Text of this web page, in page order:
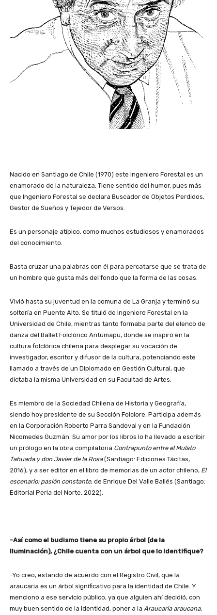
Nacido en Santiago de Chile (1970) este Ingeniero Forestal es un
enamorado de la naturaleza. Tiene sentido del humor, pues más
que Ingeniero Forestal se declara Buscador de Objetos Perdidos,
Gestor de Sueños y Tejedor de Versos.
Es un personaje atípico, como muchos estudiosos y enamorados
del conocimiento.
Basta cruzar una palabras con él para percatarse que se trata de
un hombre que gusta más del fondo que la forma de las cosas.
Vivió hasta su juventud en la comuna de La Granja y terminó su
soltería en Puente Alto. Se tituló de Ingeniero Forestal en la
Universidad de Chile, mientras tanto formaba parte del elenco de
danza del Ballet Folclórico Antumapu, donde se inspiró en la
cultura folclórica chilena para desplegar su vocación de
investigador, escritor y difusor de la cultura, potenciando este
llamado a través de un Diplomado en Gestión Cultural, que
dictaba la misma Universidad en su Facultad de Artes.
Es miembro de la Sociedad Chilena de Historia y Geografía,
siendo hoy presidente de su Sección Folclore. Participa además
en la Corporación Roberto Parra Sandoval y en la Fundación
Nicomedes Guzmán. Su amor por los libros lo ha llevado a escribir
un prólogo en la obra compilatoria Contrapunto entre el Mulato
Tahuada y don Javier de la Rosa(Santiago: Ediciones Tácitas,
2016), y a ser editor en el libro de memorias de un actor chileno, El
escenario: pasión constante, de Enrique Del Valle Ballés (Santiago:
Editorial Perla del Norte, 2022).
-Así como el budismo tiene su propio árbol (de la
Iluminación), ¿Chile cuenta con un árbol que lo identifique?
-Yo creo, estando de acuerdo con el Registro Civil, que la
araucaria es un árbol significativo para la identidad de Chile. Y
menciono a ese servicio público, ya que alguien ahí decidió, con
muy buen sentido de la identidad, poner a la Araucaria araucana,